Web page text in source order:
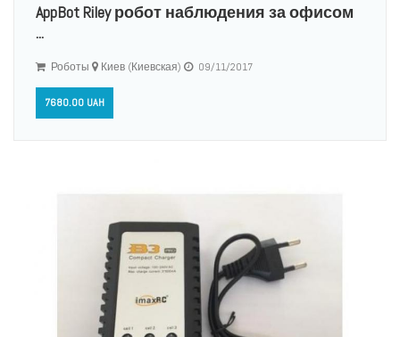
AppBot Riley робот наблюдения за офисом
...
Роботы Киев (Киевская) 09/11/2017
7680.00 UAH